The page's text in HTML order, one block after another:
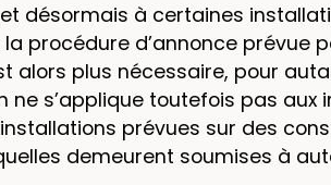
désormais à certaines
procédure d’annonce
alors plus nécessaire, pour
ne s’applique toutefois pas
prévues sur des
demeurent soumises à